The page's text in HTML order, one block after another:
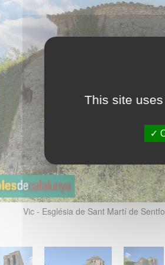
Vic - Església de Sant Martí de
This site